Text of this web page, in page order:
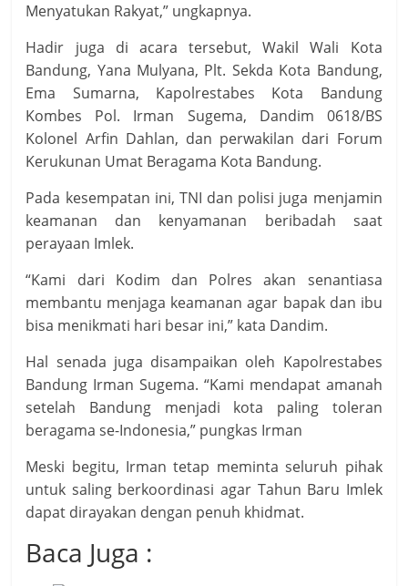
Menyatukan Rakyat,” ungkapnya.
Hadir juga di acara tersebut, Wakil Wali Kota
Bandung, Yana Mulyana, Plt. Sekda Kota Bandung,
Ema Sumarna, Kapolrestabes Kota Bandung
Kombes Pol. Irman Sugema, Dandim 0618/BS
Kolonel Arfin Dahlan, dan perwakilan dari Forum
Kerukunan Umat Beragama Kota Bandung.
Pada kesempatan ini, TNI dan polisi juga menjamin
keamanan dan kenyamanan beribadah saat
perayaan Imlek.
“Kami dari Kodim dan Polres akan senantiasa
membantu menjaga keamanan agar bapak dan ibu
bisa menikmati hari besar ini,” kata Dandim.
Hal senada juga disampaikan oleh Kapolrestabes
Bandung Irman Sugema. “Kami mendapat amanah
setelah Bandung menjadi kota paling toleran
beragama se-Indonesia,” pungkas Irman
Meski begitu, Irman tetap meminta seluruh pihak
untuk saling berkoordinasi agar Tahun Baru Imlek
dapat dirayakan dengan penuh khidmat.
Baca Juga :